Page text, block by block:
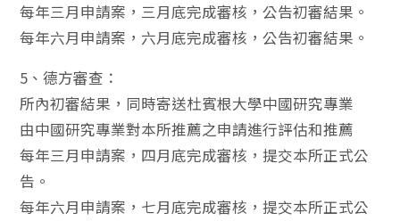
每年三月申請案，三月底完成審核，公告初審結果。
每年六月申請案，六月底完成審核，公告初審結果。
5、德方審查：
所內初審結果，同時寄送杜賓根大學中國研究專業
由中國研究專業對本所推薦之申請進行評估和推薦
每年三月申請案，四月底完成審核，提交本所正式公
告。
每年六月申請案，七月底完成審核，提交本所正式公